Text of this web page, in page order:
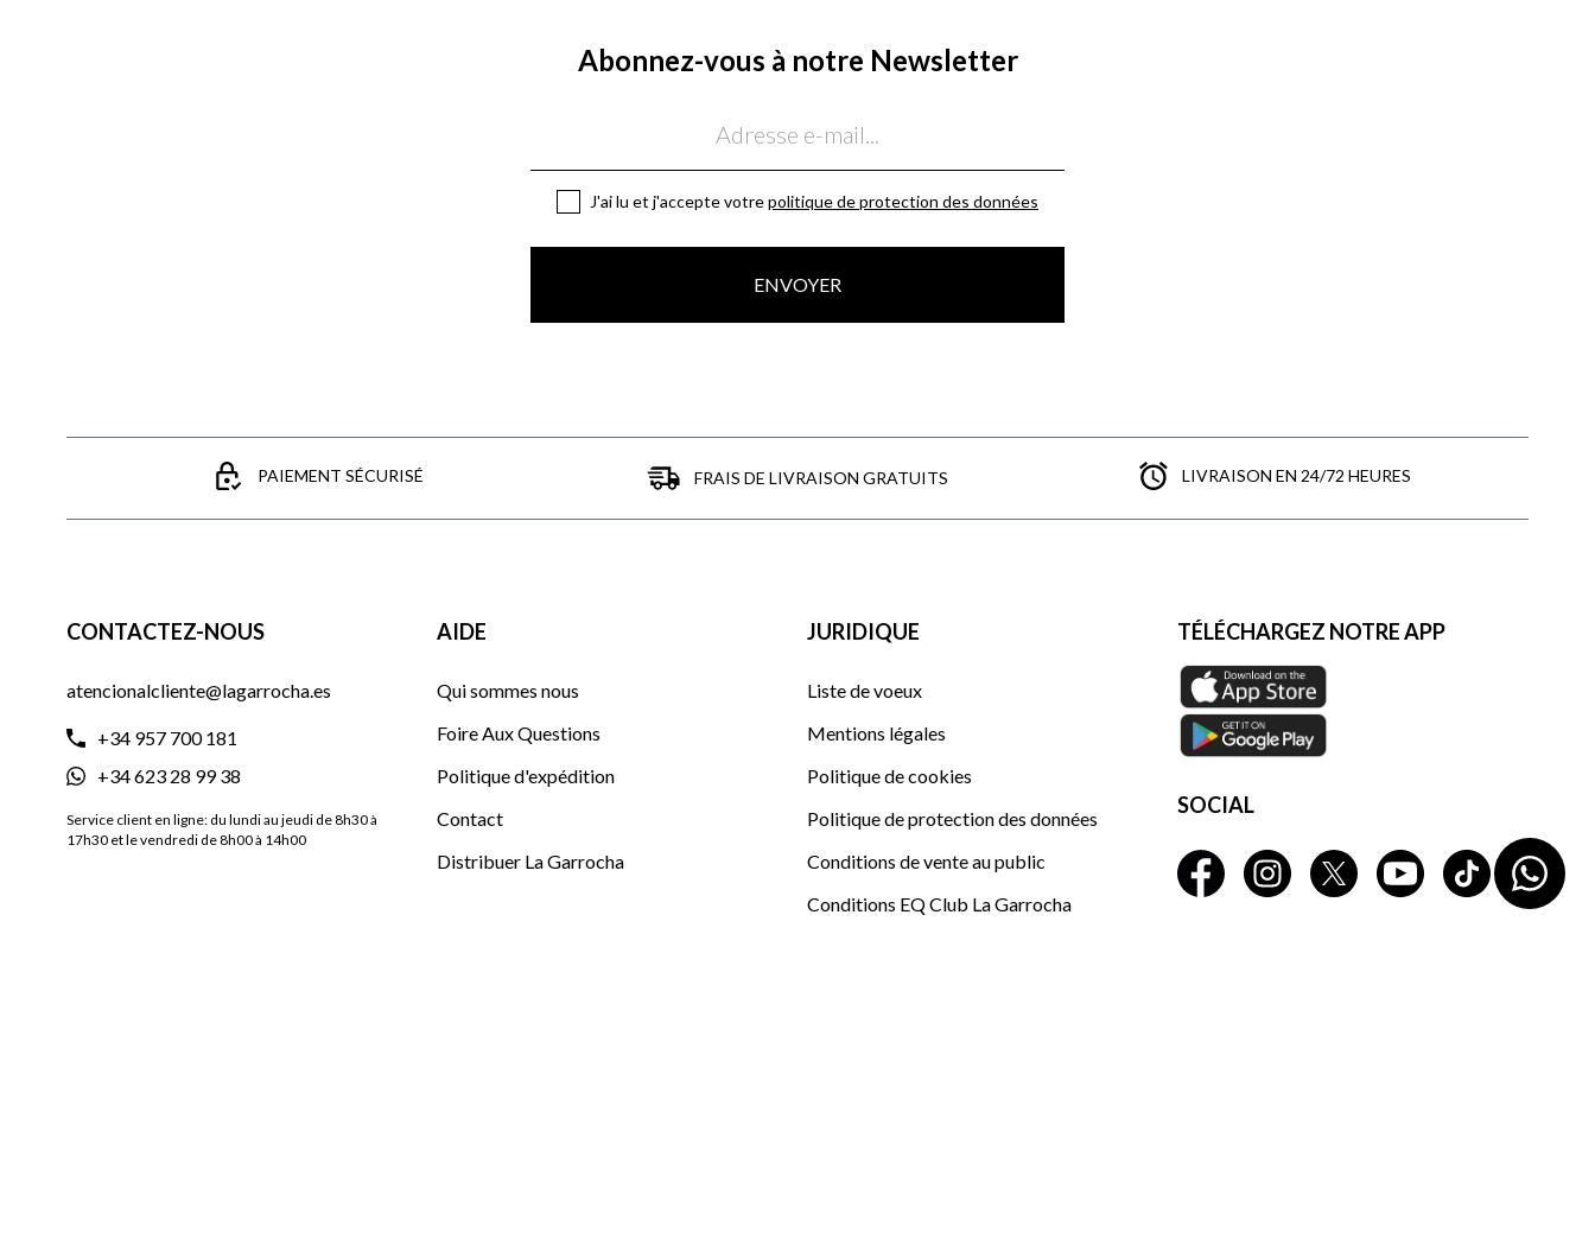
Abonnez-vous à notre Newsletter
J'ai lu et j'accepte votrepolitique de protection des données
ENVOYER
PAIEMENT SÉCURISÉ FRAIS DE LIVRAISON GRATUITS LIVRAISON EN 24/72 HEURES
CONTACTEZ-NOUS
atencionalcliente@lagarrocha.es
+34 957 700 181
+34 623 28 99 38
Service client en ligne: du lundi au jeudi de 8h30 à
17h30 et le vendredi de 8h00 à 14h00
AIDE
Qui sommes nous
Foire Aux Questions
Politique d'expédition
Contact
Distribuer La Garrocha
JURIDIQUE
Liste de voeux
Mentions légales
Politique de cookies
Politique de protection des données
Conditions de vente au public
Conditions EQ Club La Garrocha
TÉLÉCHARGEZ NOTRE APP
SOCIAL